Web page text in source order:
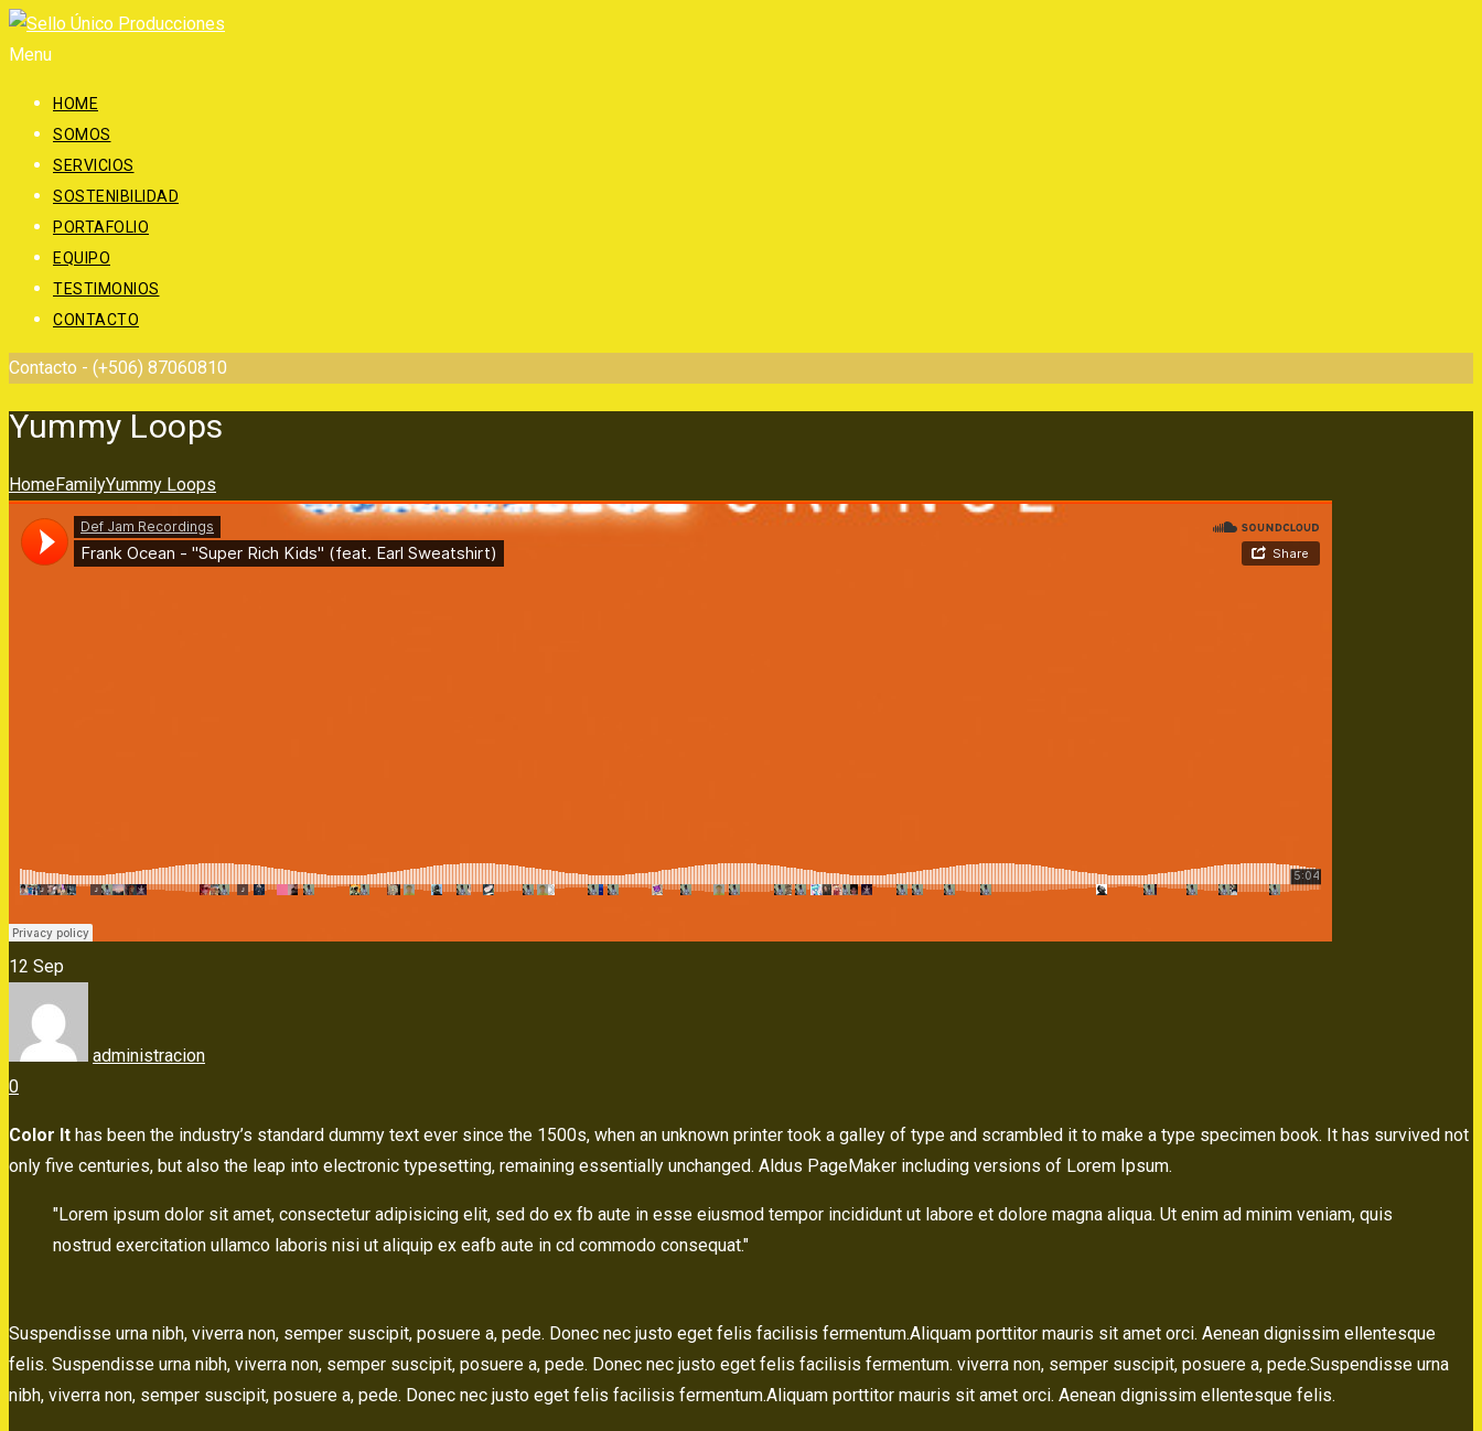
Menu
HOME
SOMOS
SERVICIOS
SOSTENIBILIDAD
PORTAFOLIO
EQUIPO
TESTIMONIOS
CONTACTO
Contacto - (+506) 87060810
Yummy Loops
HomeFamilyYummy Loops
12 Sep
administracion
0
Color It has been the industry’s standard dummy text ever since the 1500s, when an unknown printer took a galley of type and scrambled it to make a type specimen book. It has survived not
only five centuries, but also the leap into electronic typesetting, remaining essentially unchanged. Aldus PageMaker including versions of Lorem Ipsum.
Lorem ipsum dolor sit amet, consectetur adipisicing elit, sed do ex fb aute in esse eiusmod tempor incididunt ut labore et dolore magna aliqua. Ut enim ad minim veniam, quis
nostrud exercitation ullamco laboris nisi ut aliquip ex eafb aute in cd commodo consequat.
Suspendisse urna nibh, viverra non, semper suscipit, posuere a, pede. Donec nec justo eget felis facilisis fermentum.Aliquam porttitor mauris sit amet orci. Aenean dignissim ellentesque
felis. Suspendisse urna nibh, viverra non, semper suscipit, posuere a, pede. Donec nec justo eget felis facilisis fermentum. viverra non, semper suscipit, posuere a, pede.Suspendisse urna
nibh, viverra non, semper suscipit, posuere a, pede. Donec nec justo eget felis facilisis fermentum.Aliquam porttitor mauris sit amet orci. Aenean dignissim ellentesque felis.